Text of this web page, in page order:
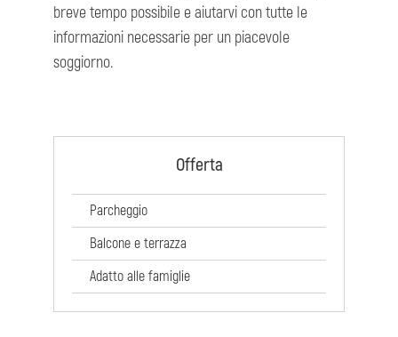
breve tempo possibile e aiutarvi con tutte le
informazioni necessarie per un piacevole
soggiorno.
Offerta
Parcheggio
Balcone e terrazza
Adatto alle famiglie